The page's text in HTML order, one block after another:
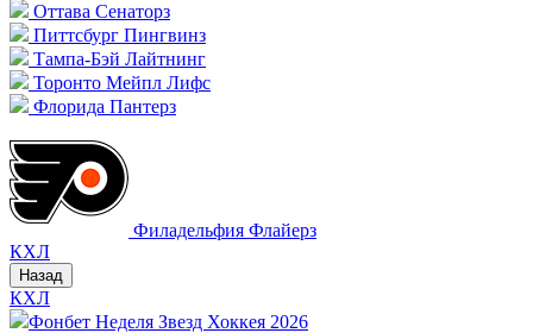
Оттава Сенаторз
Питтсбург Пингвинз
Тампа-Бэй Лайтнинг
Торонто Мейпл Лифс
Флорида Пантерз
Филадельфия Флайерз
КХЛ
Назад
КХЛ
Фонбет Неделя Звезд Хоккея 2026